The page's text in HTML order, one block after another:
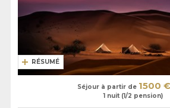
RÉSUMÉ
Séjour à partir de 1500 €
1 nuit (1/2 pension)